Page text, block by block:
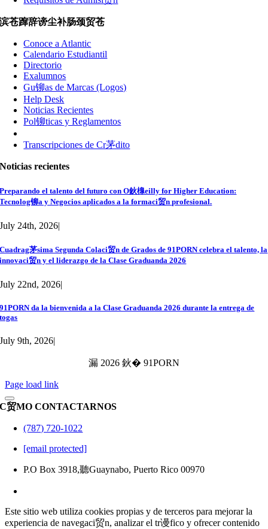
滨苍蹿辞谤尘补肠颈贸苍
Conoce a Atlantic
Calendario Estudiantil
Directorio
Exalumnos
Gu铆as de Marcas (Logos)
Help Desk
Noticias Recientes
Pol铆ticas y Reglamentos
Transcripciones de Cr茅dito
Noticias recientes
Preparando el talento del futuro con O鈥橰eilly for Higher Education:
Tecnolog铆a y Negocios aplicados a la formaci贸n profesional.
July 24th, 2026|
Cuadrag茅sima Segunda Colaci贸n de Grados de 91PORN celebra el talento, la
innovaci贸n y el liderazgo de la Clase Graduanda 2026
July 22nd, 2026|
91PORN da la bienvenida a la Clase Graduanda 2026 durante la entrega de
togas
July 9th, 2026|
漏 2026 鈥� 91PORN
Page load link
C贸MO CONTACTARNOS
(787) 720-1022
[email protected]
P.O Box 3918,聽Guaynabo, Puerto Rico 00970
Este sitio web utiliza cookies propias y de terceros para mejorar la
experiencia de navegaci贸n, analizar el tr谩fico y ofrecer contenido